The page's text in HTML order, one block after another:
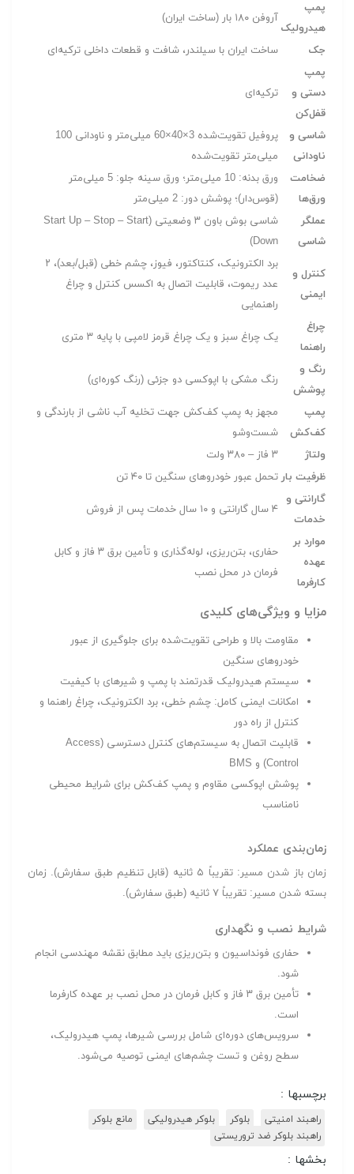
پمپ
هیدرولیک
آروفن ۱۸۰ بار (ساخت ایران)
جک
ساخت ایران با سیلندر، شافت و قطعات داخلی ترکیه‌ای
پمپ
دستی و
قفل‌کن
ترکیه‌ای
شاسی و
ناودانی
پروفیل تقویت‌شده 3×40×60 میلی‌متر و ناودانی 100
میلی‌متر تقویت‌شده
ضخامت
ورق‌ها
ورق بدنه: 10 میلی‌متر؛ ورق سینه جلو: 5 میلی‌متر
(قوس‌دار)؛ پوشش دور: 2 میلی‌متر
عملگر
شاسی
شاسی بوش باون ۳ وضعیتی (Start Up – Stop – Start
Down)
کنترل و
ایمنی
برد الکترونیک، کنتاکتور، فیوز، چشم خطی (قبل/بعد)، ۲
عدد ریموت، قابلیت اتصال به اکسس کنترل و چراغ
راهنمایی
چراغ
راهنما
یک چراغ سبز و یک چراغ قرمز لامپی با پایه ۳ متری
رنگ و
پوشش
رنگ مشکی با اپوکسی دو جزئی (رنگ کوره‌ای)
پمپ
کف‌کش
مجهز به پمپ کف‌کش جهت تخلیه آب ناشی از بارندگی و
شست‌وشو
ولتاژ
۳ فاز – ۳۸۰ ولت
ظرفیت بار تحمل عبور خودروهای سنگین تا ۴۰ تن
گارانتی و
خدمات
۴ سال گارانتی و ۱۰ سال خدمات پس از فروش
موارد بر
عهده
کارفرما
حفاری، بتن‌ریزی، لوله‌گذاری و تأمین برق ۳ فاز و کابل
فرمان در محل نصب
مزایا و ویژگی‌های کلیدی
مقاومت بالا و طراحی تقویت‌شده برای جلوگیری از عبور
خودروهای سنگین
سیستم هیدرولیک قدرتمند با پمپ و شیرهای با کیفیت
امکانات ایمنی کامل: چشم خطی، برد الکترونیک، چراغ راهنما و
کنترل از راه دور
قابلیت اتصال به سیستم‌های کنترل دسترسی (Access
Control) و BMS
پوشش اپوکسی مقاوم و پمپ کف‌کش برای شرایط محیطی
نامناسب
زمان‌بندی عملکرد
زمان باز شدن مسیر: تقریباً ۵ ثانیه (قابل تنظیم طبق سفارش). زمان
بسته شدن مسیر: تقریباً ۷ ثانیه (طبق سفارش).
شرایط نصب و نگهداری
حفاری فونداسیون و بتن‌ریزی باید مطابق نقشه مهندسی انجام
شود.
تأمین برق ۳ فاز و کابل فرمان در محل نصب بر عهده کارفرما
است.
سرویس‌های دوره‌ای شامل بررسی شیرها، پمپ هیدرولیک،
سطح روغن و تست چشم‌های ایمنی توصیه می‌شود.
برچسبها :
راهبند امنیتی بلوکر بلوکر هیدرولیکی
مانع بلوکر
راهبند بلوکر ضد تروریستی
بخشها :